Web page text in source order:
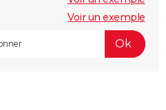
Voir un exemple